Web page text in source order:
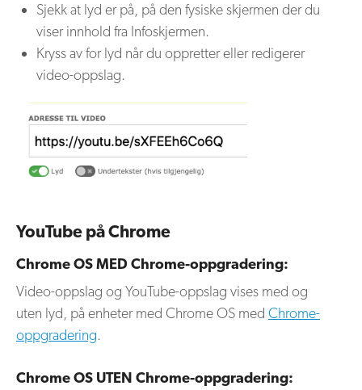
Sjekk at lyd er på, på den fysiske skjermen der du
viser innhold fra Infoskjermen.
Kryss av for lyd når du oppretter eller redigerer
video-oppslag.
YouTube på Chrome
Chrome OS MED Chrome-oppgradering:
Video-oppslag og YouTube-oppslag vises med og
uten lyd, på enheter med Chrome OS med Chrome-
oppgradering.
Chrome OS UTEN Chrome-oppgradering: